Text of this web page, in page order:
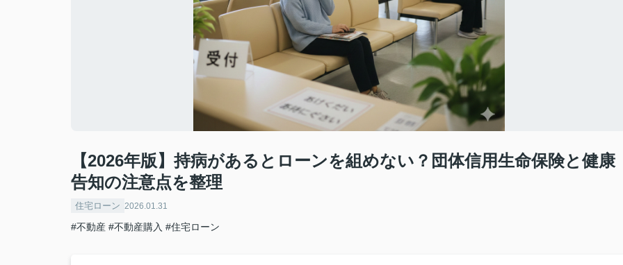
【2026年版】持病があるとローンを組めない？団体信用生命保険と健康
告知の注意点を整理
住宅ローン 2026.01.31
#不動産 #不動産購入 #住宅ローン